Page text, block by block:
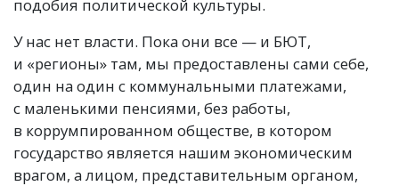
подобия политической культуры.
У нас нет власти. Пока они все — и БЮТ,
и «регионы» там, мы предоставлены сами себе,
один на один с коммунальными платежами,
с маленькими пенсиями, без работы,
в коррумпированном обществе, в котором
государство является нашим экономическим
врагом, а лицом, представительным органом,